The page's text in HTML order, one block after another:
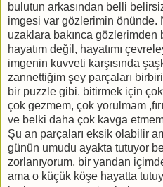
bulutun arkasından belli
imgesi var gözlerimin önünde.
uzaklara bakınca gözlerimden
hayatım değil, hayatımı
imgenin kuvveti karşısında
zannettiğim şey parçaları
bir puzzle gibi. bitirmek için
çok gezmem, çok yorulmam
ve belki daha çok kavga
Şu an parçaları eksik olabilir
günün umudu ayakta tutuyor
zorlanıyorum, bir yandan
ama o küçük köşe hayatta